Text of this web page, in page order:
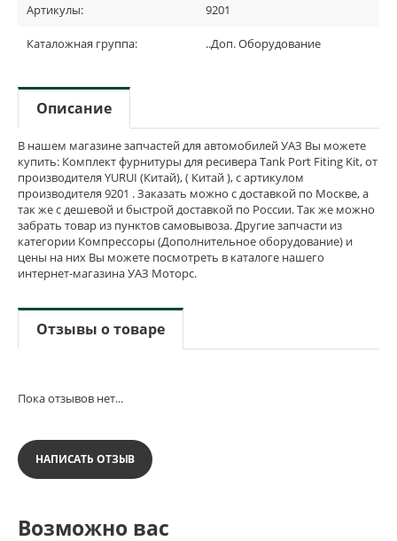
Артикулы: 9201
Каталожная группа: ..Доп. Оборудование
Описание
В нашем магазине запчастей для автомобилей УАЗ Вы можете
купить: Комплект фурнитуры для ресивера Tank Port Fiting Kit, от
производителя YURUI (Китай), ( Китай ), с артикулом
производителя 9201 . Заказать можно с доставкой по Москве, а
так же с дешевой и быстрой доставкой по России. Так же можно
забрать товар из пунктов самовывоза. Другие запчасти из
категории Компрессоры (Дополнительное оборудование) и
цены на них Вы можете посмотреть в каталоге нашего
интернет-магазина УАЗ Моторс.
Отзывы о товаре
Пока отзывов нет...
НАПИСАТЬ ОТЗЫВ
Возможно вас